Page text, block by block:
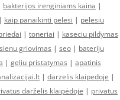
bakterijos irenginiams kaina |
| kaip panaikinti pelesi | pelesiu
| toneriai | kaseciu pildymas
griovimas | seo | bateriju
| geliu pristatymas | apatinis
| darzelis klaipedoje |
darželis klaipėdoje | privatus